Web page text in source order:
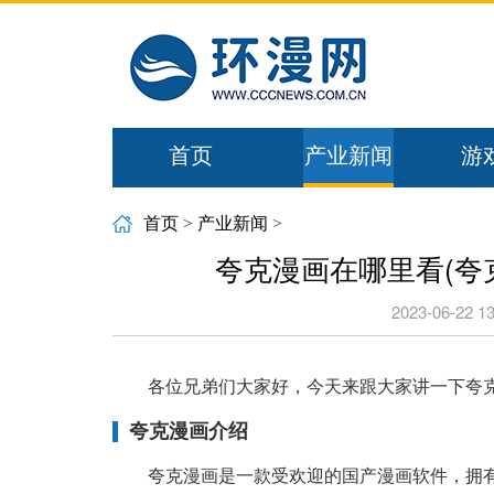
首页 产业新闻 游
首页 > 产业新闻 >
夸克漫画在哪里看(
2023-06-22
各位兄弟们大家好，今天来跟大家讲一下夸
夸克漫画介绍
夸克漫画是一款受欢迎的国产漫画软件，拥